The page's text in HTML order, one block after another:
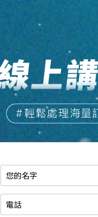
您
的
名
字
電
話